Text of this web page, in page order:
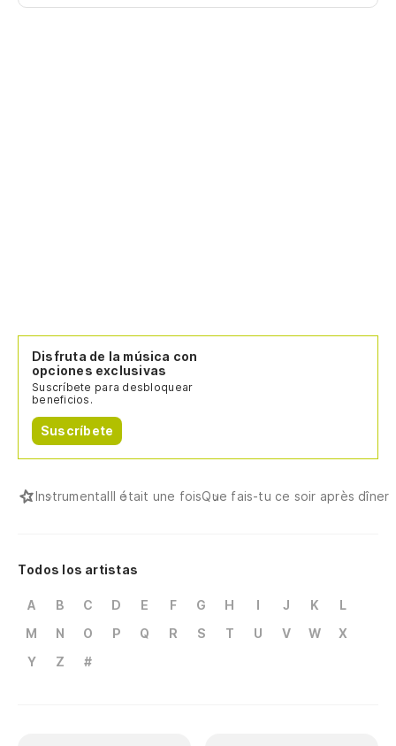
Disfruta de la música con
opciones exclusivas
Suscríbete para desbloquear
beneficios.
Suscríbete
InstrumentalIl était une foisQue fais-tu ce soir après dîner
Todos los artistas
A B C D E F G H I J K
L
M
N O P Q R S T U V W
X
Y
Z #